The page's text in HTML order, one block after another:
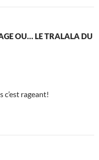
OU… LE TRALALA DU
c’est rageant!